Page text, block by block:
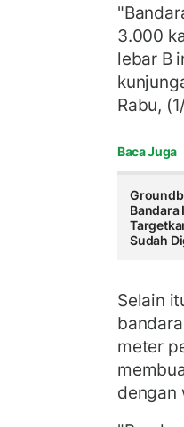
3.000
lebar B
Rabu,
Baca Juga
Bandara
Sudah
Selain
meter
dengan